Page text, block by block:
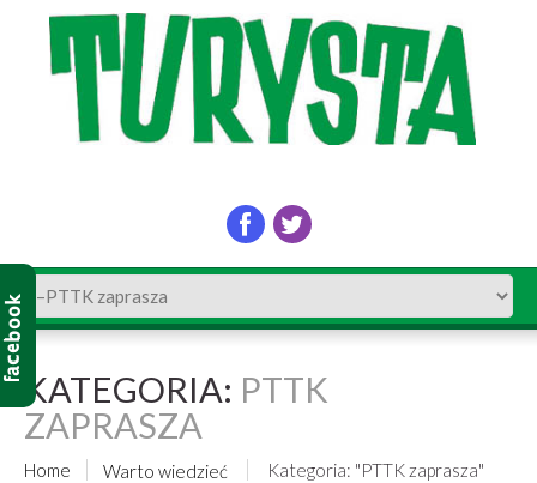
KATEGORIA: PTTK
ZAPRASZA
Home Warto wiedzieć Kategoria: "PTTK zaprasza"